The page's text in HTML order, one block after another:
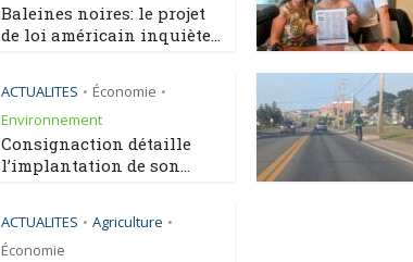
Baleines noires: le projet
de loi américain inquiète...
ACTUALITES • Économie •
Environnement
Consignaction détaille
l’implantation de son...
ACTUALITES • Agriculture •
Économie